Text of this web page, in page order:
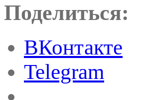
Поделиться:
ВКонтакте
Telegram